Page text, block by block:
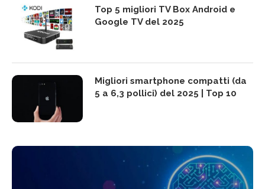
Top 5 migliori TV Box Android e
Google TV del 2025
Migliori smartphone compatti (da
5 a 6,3 pollici) del 2025 | Top 10